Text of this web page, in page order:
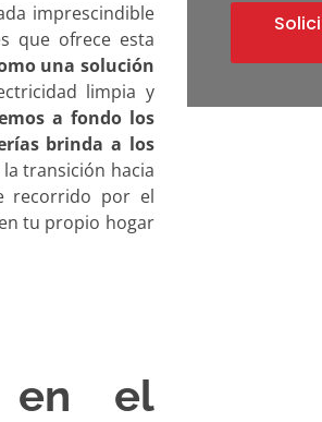
imprescindible
que ofrece esta
una solución
limpia y
a fondo los
brinda a los
transición hacia
recorrido por el
tu propio hogar
en el